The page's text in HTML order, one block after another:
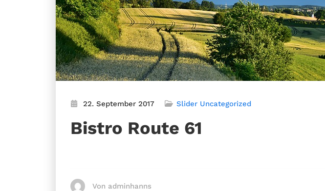
22. September 2017 Slider Uncategorized
Bistro Route 61
Von adminhanns